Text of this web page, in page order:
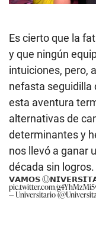
Es cierto que la
y que ningún
intuiciones, pero,
nefasta seguidilla
esta aventura
alternativas de
determinantes y
nos llevó a ganar
década sin logros.
𝗩𝗔𝗠𝗢𝗦
pic.twitter.com/
— Universitario